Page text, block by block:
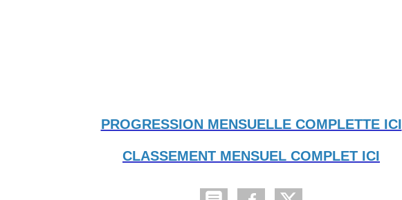
PROGRESSION MENSUELLE COMPLETTE ICI
CLASSEMENT MENSUEL COMPLET ICI